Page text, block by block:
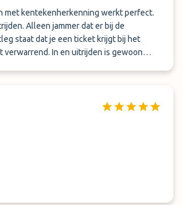
met kentekenherkenning werkt perfect.
Alleen jammer dat er bij de
staat dat je een ticket krijgt bij het